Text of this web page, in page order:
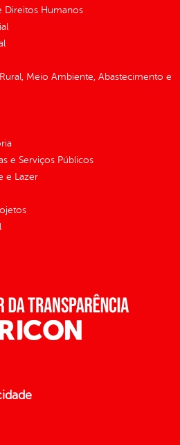
Direitos Humanos
Meio Ambiente, Abastecimento e
e Serviços Públicos
e Lazer